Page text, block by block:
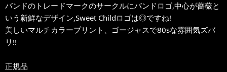
バンドのトレードマークのサークルにバンドロゴ,中心が薔薇と
いう新鮮なデザイン,Sweet Childロゴは◎ですね!
美しいマルチカラープリント、ゴージャスで80sな雰囲気ズバ
リ!!
正規品